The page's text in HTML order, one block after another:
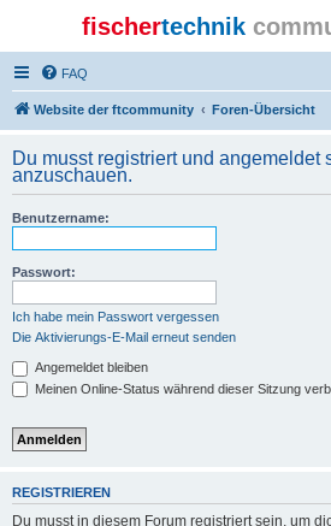
fischertechnik
FAQ
Website der ftcommunity Foren-Übersicht
Du musst registriert und angemeldet
anzuschauen.
Benutzername:
Passwort:
Ich habe mein Passwort vergessen
Die Aktivierungs-E-Mail erneut senden
Angemeldet bleiben
Meinen Online-Status während dieser Sitzung
REGISTRIEREN
Du musst in diesem Forum registriert sein, um